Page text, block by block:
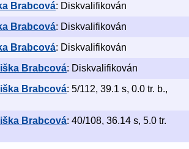
Brabcová: Diskvalifikován
Brabcová: Diskvalifikován
Brabcová: Diskvalifikován
Brabcová: Diskvalifikován
Brabcová: 5/112, 39.1 s, 0.0 tr. b.,
Brabcová: 40/108, 36.14 s, 5.0 tr.